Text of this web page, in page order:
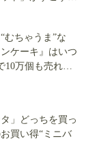
むちゃうま”な
ケーキ』はいつ
万個も売れた
」どっちを買っ
買い得“ミニバ